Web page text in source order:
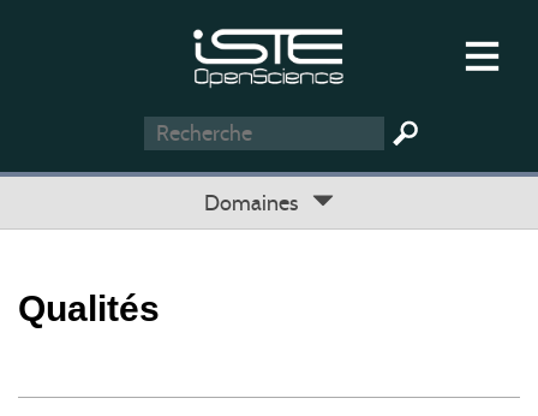
Domaines
Qualités